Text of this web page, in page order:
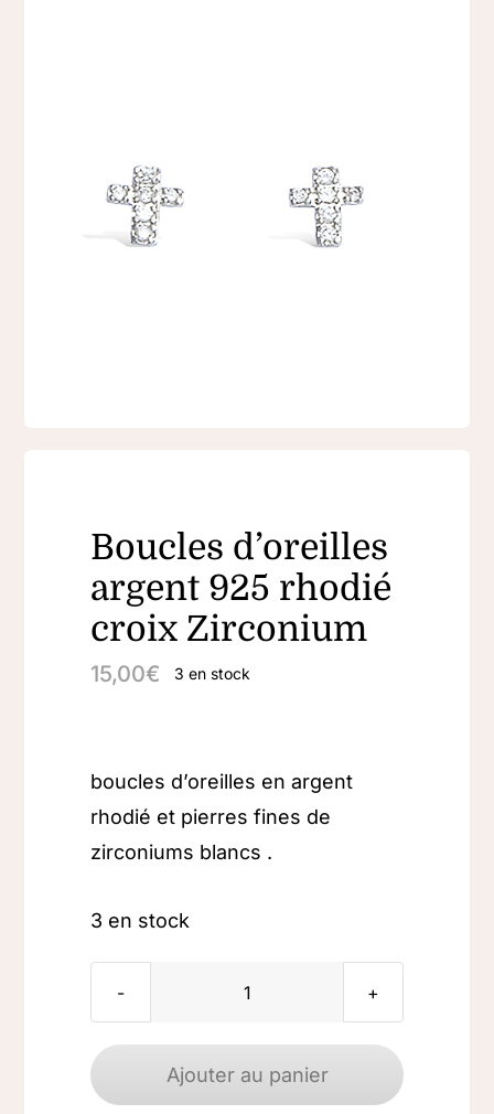
Boucles d’oreilles
argent 925 rhodié
croix Zirconium
15,00€ 3 en stock
boucles d’oreilles en argent
rhodié et pierres fines de
zirconiums blancs .
3 en stock
quantité
Boucles
Ajouter au panier